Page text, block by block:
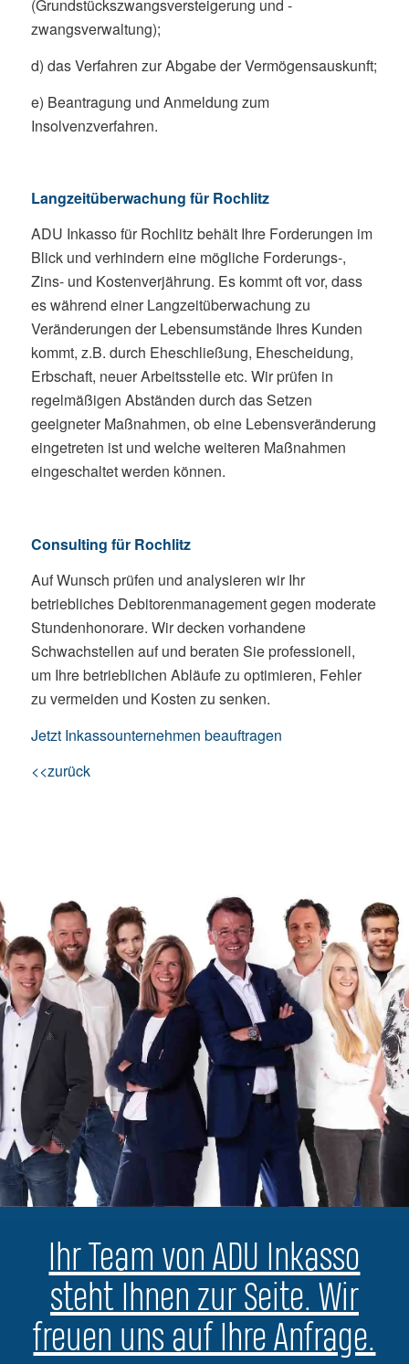
(Grundstückszwangsversteigerung und -
zwangsverwaltung);
d) das Verfahren zur Abgabe der Vermögensauskunft;
e) Beantragung und Anmeldung zum
Insolvenzverfahren.
Langzeitüberwachung für Rochlitz
ADU Inkasso für Rochlitz behält Ihre Forderungen im
Blick und verhindern eine mögliche Forderungs-,
Zins- und Kostenverjährung. Es kommt oft vor, dass
es während einer Langzeitüberwachung zu
Veränderungen der Lebensumstände Ihres Kunden
kommt, z.B. durch Eheschließung, Ehescheidung,
Erbschaft, neuer Arbeitsstelle etc. Wir prüfen in
regelmäßigen Abständen durch das Setzen
geeigneter Maßnahmen, ob eine Lebensveränderung
eingetreten ist und welche weiteren Maßnahmen
eingeschaltet werden können.
Consulting für Rochlitz
Auf Wunsch prüfen und analysieren wir Ihr
betriebliches Debitorenmanagement gegen moderate
Stundenhonorare. Wir decken vorhandene
Schwachstellen auf und beraten Sie professionell,
um Ihre betrieblichen Abläufe zu optimieren, Fehler
zu vermeiden und Kosten zu senken.
Jetzt Inkassounternehmen beauftragen
<<zurück
Ihr Team von ADU Inkasso
steht Ihnen zur Seite. Wir
freuen uns auf Ihre Anfrage.